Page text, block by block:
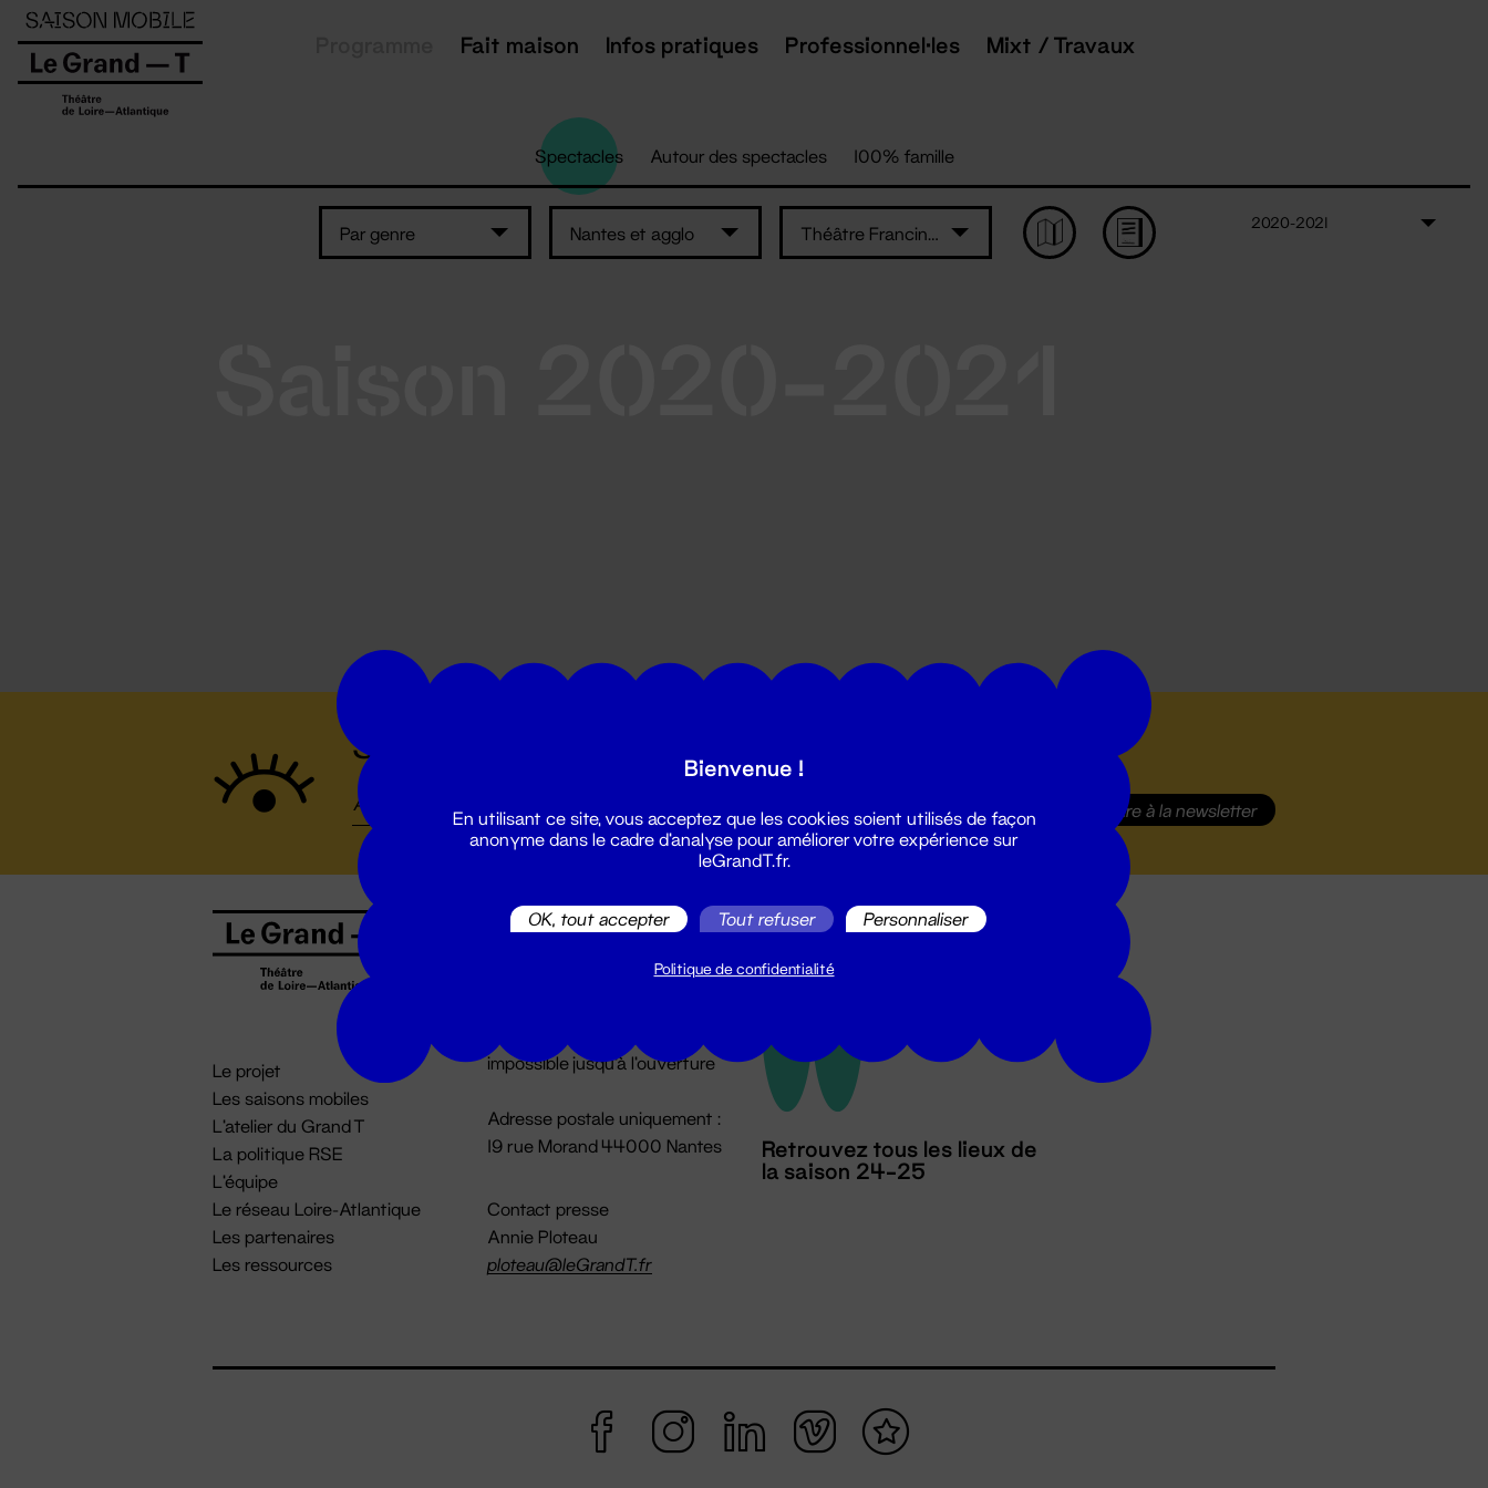
Fait maison Infos pratiques Professionnel·les Mixt / Travaux
Spectacles Autour des spectacles 100% famille
Par genre Nantes et agglo Théâtre Francine Vasse
2020-2021
Suivez toutes les actualités du Grand T :
S'inscrire à la newsletter
Le projet
Les saisons mobiles
L'atelier du Grand T
La politique RSE
L'équipe
Le réseau Loire-Atlantique
Les partenaires
Les ressources
Billetterie
billetterie@leGrandT.fr
impossible jusqu'à l'ouverture
Adresse postale uniquement :
19 rue Morand 44000 Nantes
Contact presse
Annie Ploteau
ploteau@leGrandT.fr
Retrouvez tous les lieux de
la saison 24-25
Panneau de gestion des cookies
Bienvenue !
En utilisant ce site, vous acceptez que les cookies soient utilisés de façon
anonyme dans le cadre d'analyse pour améliorer votre expérience sur
leGrandT.fr.
OK, tout accepter Tout refuser Personnaliser
Politique de confidentialité